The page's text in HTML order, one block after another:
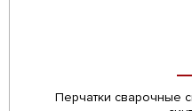
Перчатки сварочные